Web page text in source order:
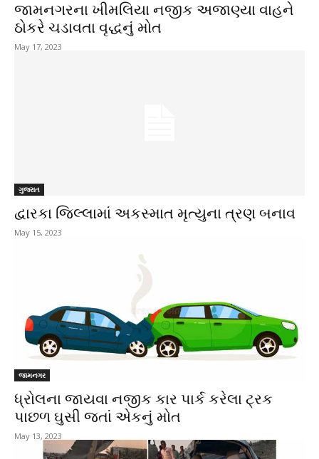
જામનગરના ખીમલિયા નજીક અજાણ્યા વાહને
ઠોકરે ચડાવતા વૃદ્ધનું મોત
May 17, 2023
ગુજરાત
દ્વારકા જિલ્લામાં અકસ્માત મૃત્યુના ત્રણ બનાવ
May 15, 2023
જામનગર
ધ્રોલના જાયવા નજીક કાર પાર્ક કરેલા ટ્રક
પાછળ ઘુસી જતાં એકનું મોત
May 13, 2023